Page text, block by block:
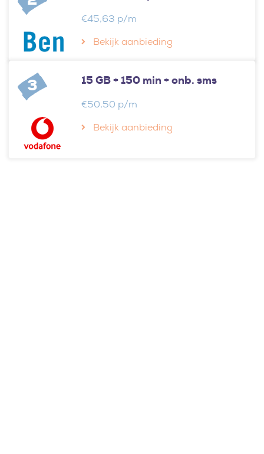
€45,63 p/m
Bekijk aanbieding
3 15 GB + 150 min + onb. sms
€50,50 p/m
Bekijk aanbieding